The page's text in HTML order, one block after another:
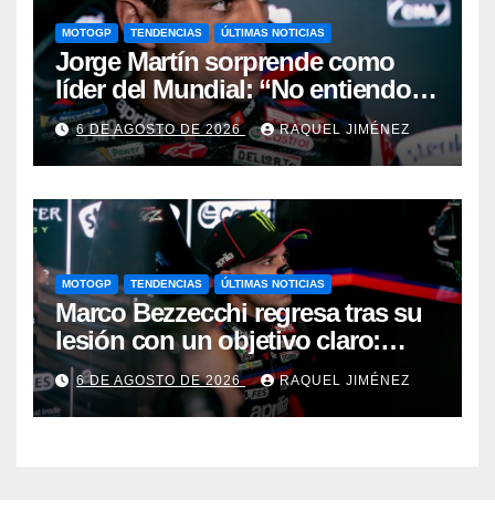
MOTOGP TENDENCIAS ÚLTIMAS NOTICIAS
Jorge Martín sorprende como
líder del Mundial: “No entiendo
cómo sigo primero… pero quiero
llegar líder hasta el final”
6 DE AGOSTO DE 2026 RAQUEL JIMÉNEZ
MOTOGP TENDENCIAS ÚLTIMAS NOTICIAS
Marco Bezzecchi regresa tras su
lesión con un objetivo claro:
“Quiero seguir luchando por el
título hasta el final”
6 DE AGOSTO DE 2026 RAQUEL JIMÉNEZ